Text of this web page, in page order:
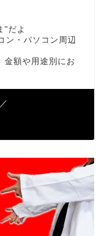
"だよ
ン・パソコン周辺
金額や用途別にお